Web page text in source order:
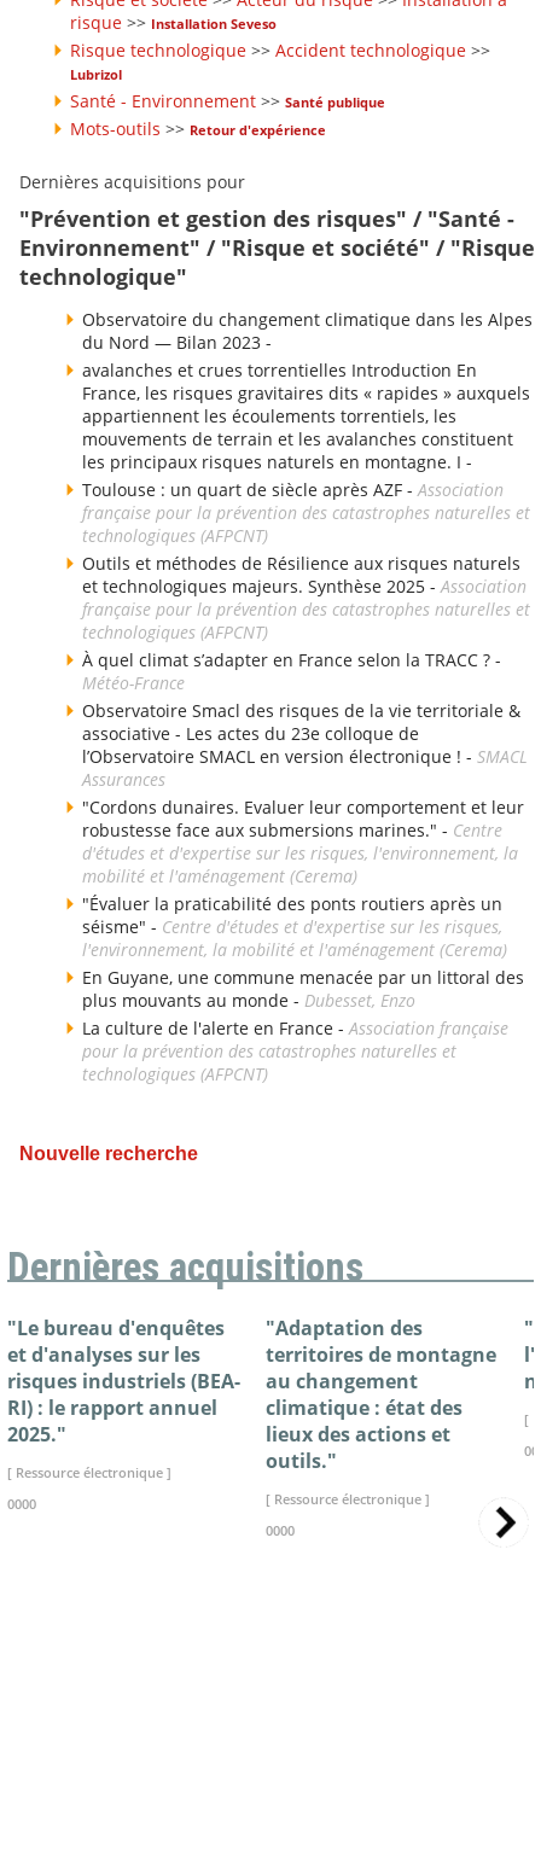
risque >> Installation Seveso
Risque technologique >> Accident technologique >>
Lubrizol
Santé - Environnement >> Santé publique
Mots-outils >> Retour d'expérience
Dernières acquisitions pour
"Prévention et gestion des risques" / "Santé -
Environnement" / "Risque et société" / "Risque
technologique"
Observatoire du changement climatique dans les Alpes
du Nord — Bilan 2023 -
avalanches et crues torrentielles Introduction En
France, les risques gravitaires dits « rapides » auxquels
appartiennent les écoulements torrentiels, les
mouvements de terrain et les avalanches constituent
les principaux risques naturels en montagne. I -
Toulouse : un quart de siècle après AZF - Association
française pour la prévention des catastrophes naturelles et
technologiques (AFPCNT)
Outils et méthodes de Résilience aux risques naturels
et technologiques majeurs. Synthèse 2025 - Association
française pour la prévention des catastrophes naturelles et
technologiques (AFPCNT)
À quel climat s’adapter en France selon la TRACC ? -
Météo-France
Observatoire Smacl des risques de la vie territoriale &
associative - Les actes du 23e colloque de
l’Observatoire SMACL en version électronique ! - SMACL
Assurances
"Cordons dunaires. Evaluer leur comportement et leur
robustesse face aux submersions marines." - Centre
d'études et d'expertise sur les risques, l'environnement, la
mobilité et l'aménagement (Cerema)
"Évaluer la praticabilité des ponts routiers après un
séisme" - Centre d'études et d'expertise sur les risques,
l'environnement, la mobilité et l'aménagement (Cerema)
En Guyane, une commune menacée par un littoral des
plus mouvants au monde - Dubesset, Enzo
La culture de l'alerte en France - Association française
pour la prévention des catastrophes naturelles et
technologiques (AFPCNT)
Nouvelle recherche
Dernières acquisitions
"Le bureau d'enquêtes
et d'analyses sur les
risques industriels (BEA-
RI) : le rapport annuel
2025."
[ Ressource électronique ]
0000
"Adaptation des
territoires de montagne
au changement
climatique : état des
lieux des actions et
outils."
[ Ressource électronique ]
0000
[